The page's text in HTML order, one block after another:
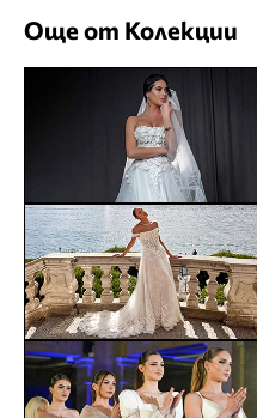
Още от Колекции